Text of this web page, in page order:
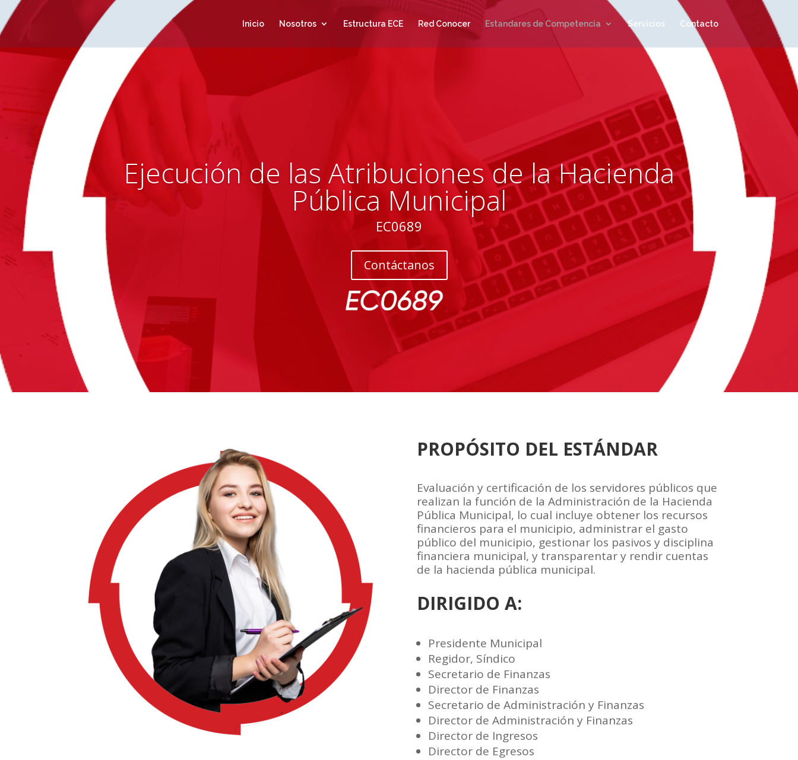
Inicio Nosotros Estructura ECE Red Conocer Estandares de Competencia Servicios Contacto
Reproductor
de
vídeo
Ejecución de las Atribuciones de la Hacienda
Pública Municipal
EC0689
Contáctanos
PROPÓSITO DEL ESTÁNDAR
Evaluación y certificación de los servidores públicos que
realizan la función de la Administración de la Hacienda
Pública Municipal, lo cual incluye obtener los recursos
financieros para el municipio, administrar el gasto
público del municipio, gestionar los pasivos y disciplina
financiera municipal, y transparentar y rendir cuentas
de la hacienda pública municipal.
DIRIGIDO A:
Presidente Municipal
Regidor, Síndico
Secretario de Finanzas
Director de Finanzas
Secretario de Administración y Finanzas
Director de Administración y Finanzas
Director de Ingresos
Director de Egresos